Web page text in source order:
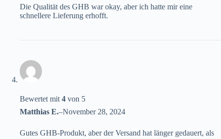
Die Qualität des GHB war okay, aber ich hatte mir eine
schnellere Lieferung erhofft.
Bewertet mit 4 von 5
Matthias E.–November 28, 2024
Gutes GHB-Produkt, aber der Versand hat länger gedauert, als